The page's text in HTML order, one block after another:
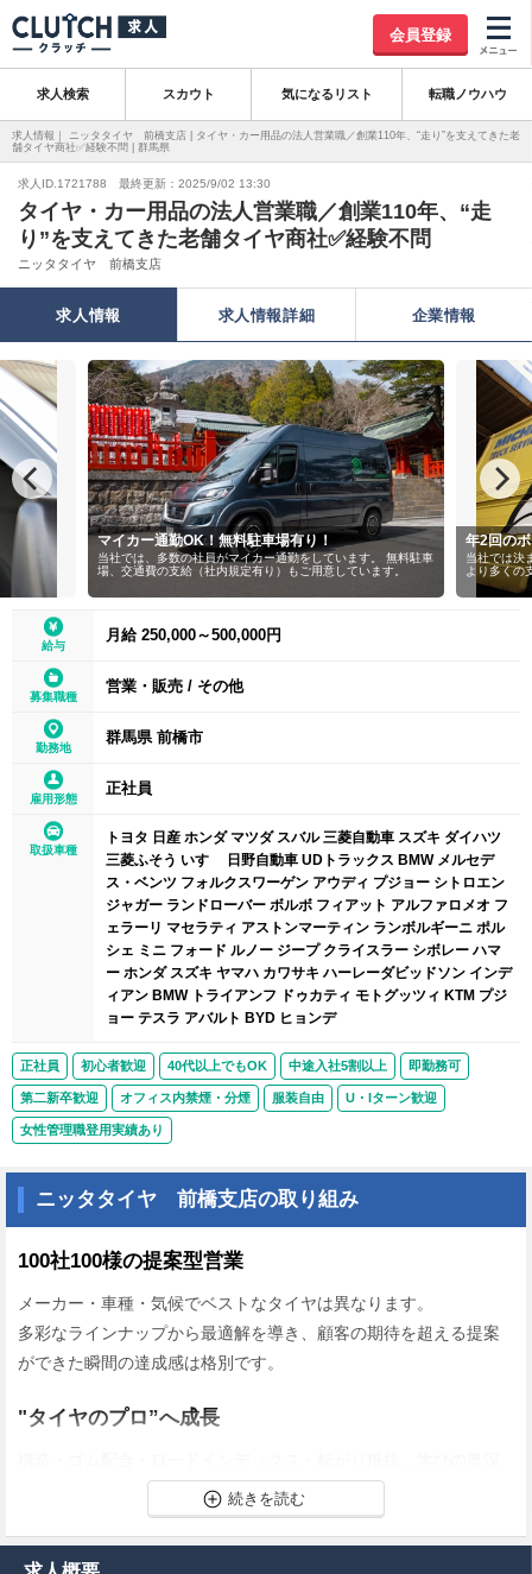
会員登録
求人検索 スカウト 気になるリスト 転職ノウハウ
求人情報｜ ニッタタイヤ 前橋支店 | タイヤ・カー用品の法人営業職／創業110年、“走り”を支えてきた老
舗タイヤ商社✅経験不問 | 群馬県
求人ID.1721788 最終更新：2025/9/02 13:30
タイヤ・カー用品の法人営業職／創業110年、“走
り”を支えてきた老舗タイヤ商社✅経験不問
ニッタタイヤ 前橋支店
求人情報 求人情報詳細 企業情報
マイカー通勤OK！無料駐車場有り！
当社では、多数の社員がマイカー通勤をしています。 無料駐車
場、交通費の支給（社内規定有り）もご用意しています。
年2回の
当社では決
より多くの
給与
月給 250,000～500,000円
募集職種
営業・販売 / その他
勤務地
群馬県 前橋市
雇用形態
正社員
取扱車種
トヨタ 日産 ホンダ マツダ スバル 三菱自動車 スズキ ダイハツ
三菱ふそう いすゞ 日野自動車 UDトラックス BMW メルセデ
ス・ベンツ フォルクスワーゲン アウディ プジョー シトロエン
ジャガー ランドローバー ボルボ フィアット アルファロメオ フ
ェラーリ マセラティ アストンマーティン ランボルギーニ ポル
シェ ミニ フォード ルノー ジープ クライスラー シボレー ハマ
ー ホンダ スズキ ヤマハ カワサキ ハーレーダビッドソン インデ
ィアン BMW トライアンフ ドゥカティ モトグッツィ KTM プジ
ョー テスラ アバルト BYD ヒョンデ
正社員 初心者歓迎 40代以上でもOK 中途入社5割以上 即勤務可
第二新卒歓迎 オフィス内禁煙・分煙 服装自由 U・Iターン歓迎
女性管理職登用実績あり
ニッタタイヤ 前橋支店の取り組み
100社100様の提案型営業
メーカー・車種・気候でベストなタイヤは異なります。
多彩なラインナップから最適解を導き、顧客の期待を超える提案
ができた瞬間の達成感は格別です。
"タイヤのプロ”へ成長
商品研修と先輩同行で基礎を吸収し、数年後には商品特性をお伝
えするスペシャリストを目指せます。